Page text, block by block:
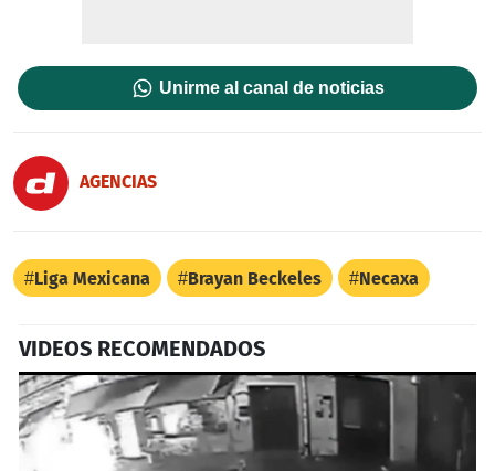
Unirme al canal de noticias
AGENCIAS
Liga Mexicana Brayan Beckeles Necaxa
VIDEOS RECOMENDADOS